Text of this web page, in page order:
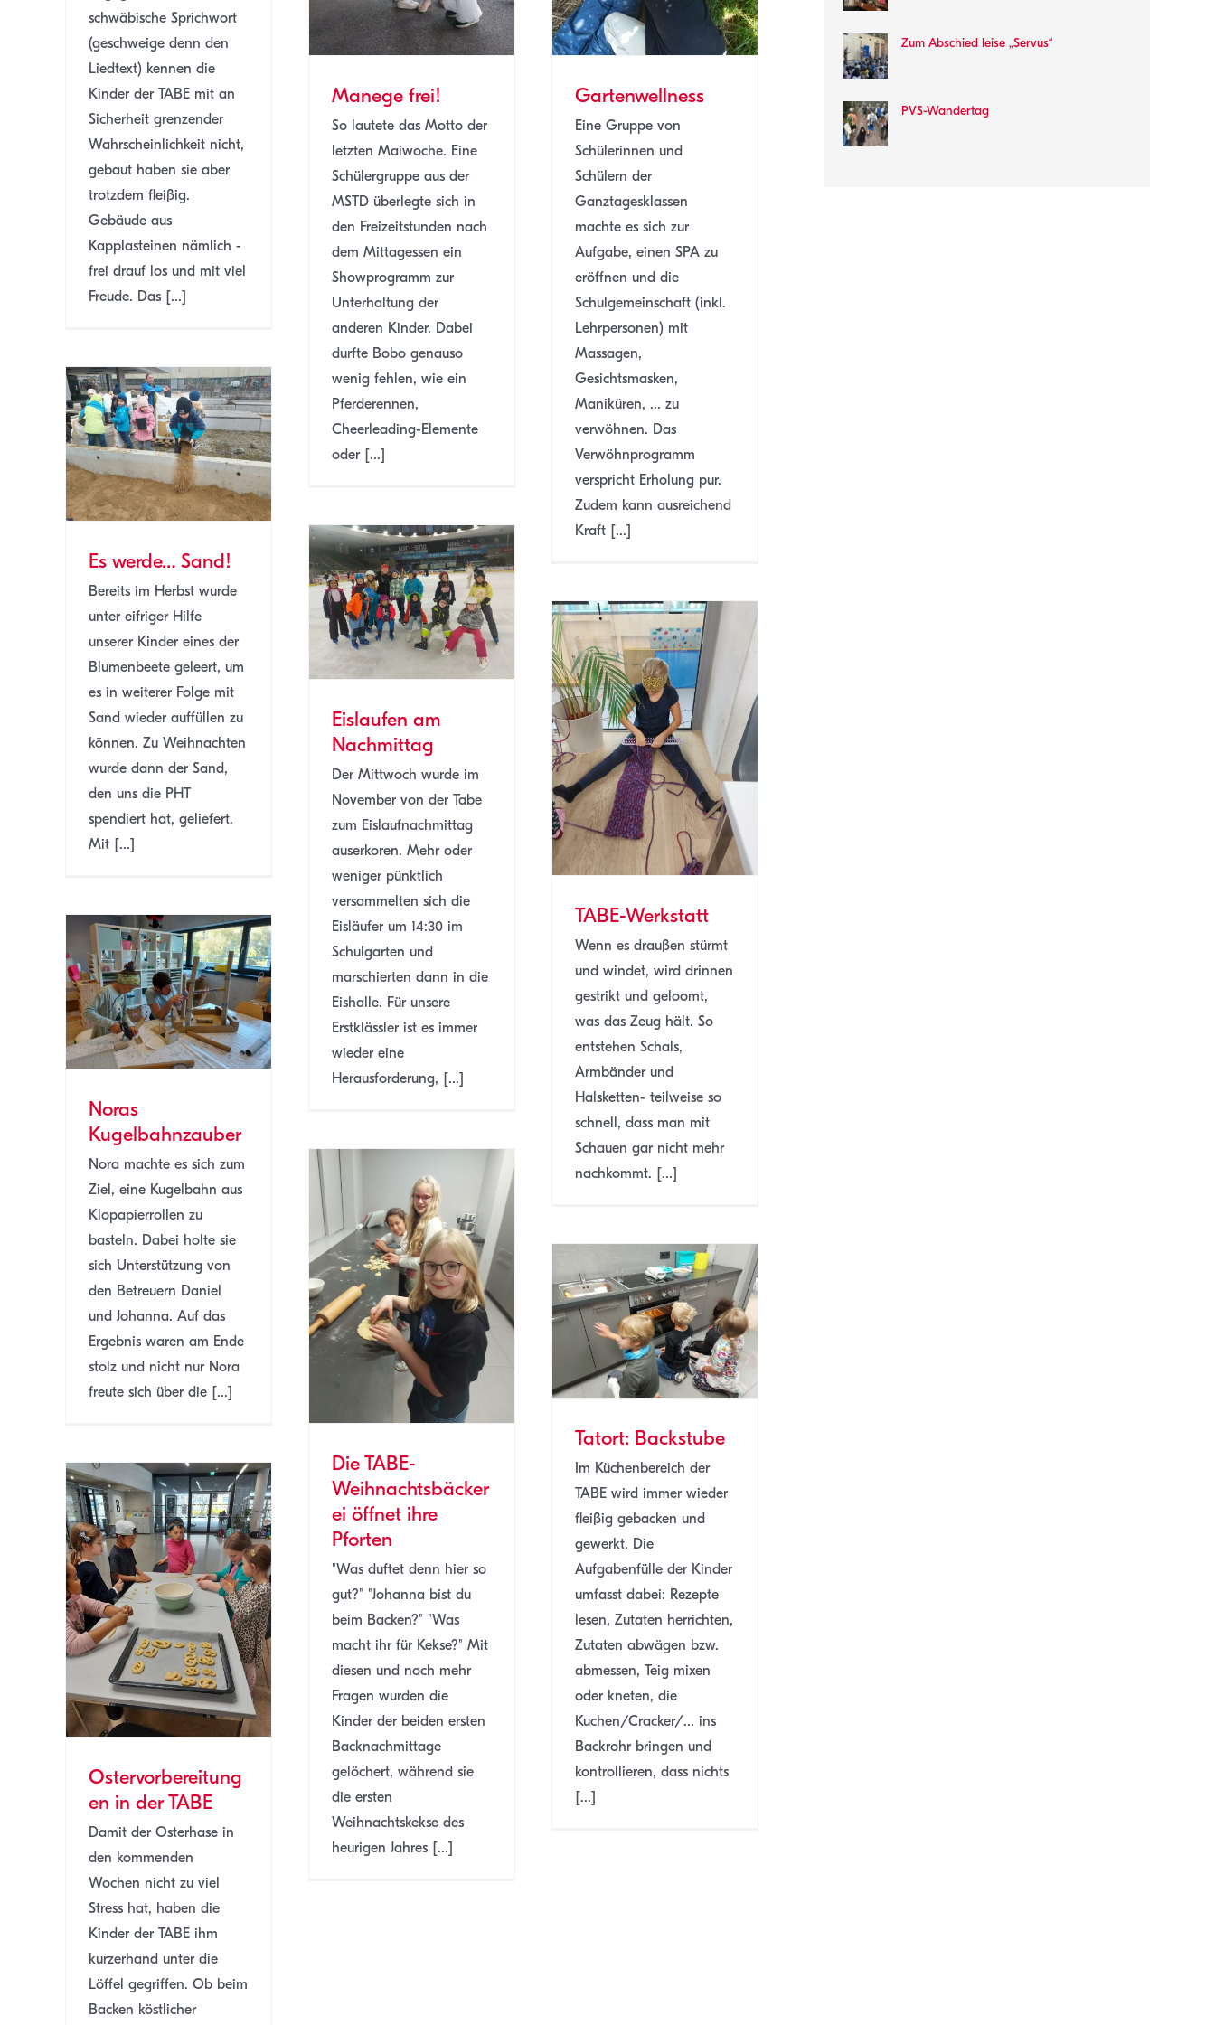
schwäbische Sprichwort
(geschweige denn den
Liedtext) kennen die
Kinder der TABE mit an
Sicherheit grenzender
Wahrscheinlichkeit nicht,
gebaut haben sie aber
trotzdem fleißig.
Gebäude aus
Kapplasteinen nämlich -
frei drauf los und mit viel
Freude. Das [...]
Manege frei!
So lautete das Motto der
letzten Maiwoche. Eine
Schülergruppe aus der
MSTD überlegte sich in
den Freizeitstunden nach
dem Mittagessen ein
Showprogramm zur
Unterhaltung der
anderen Kinder. Dabei
durfte Bobo genauso
wenig fehlen, wie ein
Pferderennen,
Cheerleading-Elemente
oder [...]
Gartenwellness
Eine Gruppe von
Schülerinnen und
Schülern der
Ganztagesklassen
machte es sich zur
Aufgabe, einen SPA zu
eröffnen und die
Schulgemeinschaft (inkl.
Lehrpersonen) mit
Massagen,
Gesichtsmasken,
Maniküren, ... zu
verwöhnen. Das
Verwöhnprogramm
verspricht Erholung pur.
Zudem kann ausreichend
Kraft [...]
Es werde… Sand!
Bereits im Herbst wurde
unter eifriger Hilfe
unserer Kinder eines der
Blumenbeete geleert, um
es in weiterer Folge mit
Sand wieder auffüllen zu
können. Zu Weihnachten
wurde dann der Sand,
den uns die PHT
spendiert hat, geliefert.
Mit [...]
Eislaufen am
Nachmittag
SJ 22/23 TABE
Eislaufen am
Nachmittag
Der Mittwoch wurde im
November von der Tabe
zum Eislaufnachmittag
auserkoren. Mehr oder
weniger pünktlich
versammelten sich die
Eisläufer um 14:30 im
Schulgarten und
marschierten dann in die
Eishalle. Für unsere
Erstklässler ist es immer
wieder eine
Herausforderung, [...]
TABE-Werkstatt
SJ 22/23 TABE
TABE-Werkstatt
Wenn es draußen stürmt
und windet, wird drinnen
gestrikt und geloomt,
was das Zeug hält. So
entstehen Schals,
Armbänder und
Halsketten- teilweise so
schnell, dass man mit
Schauen gar nicht mehr
nachkommt. [...]
Noras
Kugelbahnzauber
Nora machte es sich zum
Ziel, eine Kugelbahn aus
Klopapierrollen zu
basteln. Dabei holte sie
sich Unterstützung von
den Betreuern Daniel
und Johanna. Auf das
Ergebnis waren am Ende
stolz und nicht nur Nora
freute sich über die [...]
Die TABE-
Weihnachtsbäckerei
öffnet ihre Pforten
SJ 22/23 TABE
Die TABE-
Weihnachtsbäcker
ei öffnet ihre
Pforten
"Was duftet denn hier so
gut?" "Johanna bist du
beim Backen?" "Was
macht ihr für Kekse?" Mit
diesen und noch mehr
Fragen wurden die
Kinder der beiden ersten
Backnachmittage
gelöchert, während sie
die ersten
Weihnachtskekse des
heurigen Jahres [...]
Tatort: Backstube
SJ 22/23 TABE
Tatort: Backstube
Im Küchenbereich der
TABE wird immer wieder
fleißig gebacken und
gewerkt. Die
Aufgabenfülle der Kinder
umfasst dabei: Rezepte
lesen, Zutaten herrichten,
Zutaten abwägen bzw.
abmessen, Teig mixen
oder kneten, die
Kuchen/Cracker/... ins
Backrohr bringen und
kontrollieren, dass nichts
[...]
Ostervorbereitung
en in der TABE
Damit der Osterhase in
den kommenden
Wochen nicht zu viel
Stress hat, haben die
Kinder der TABE ihm
kurzerhand unter die
Löffel gegriffen. Ob beim
Backen köstlicher
Zum Abschied leise „Servus“
PVS-Wandertag